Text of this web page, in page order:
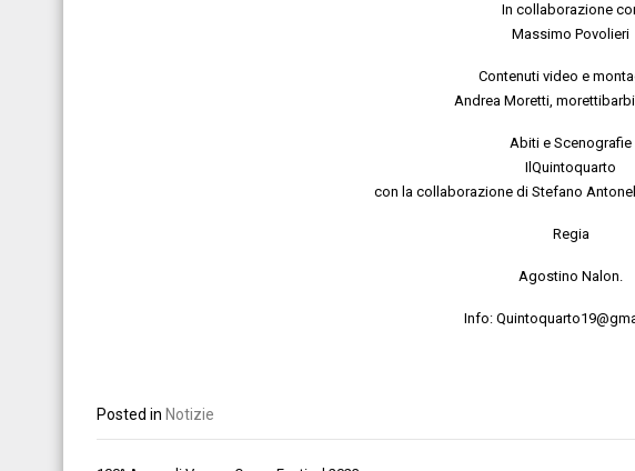
In collaborazione
Massimo Povolieri
Contenuti video e
Andrea Moretti,
Abiti e Scenografie
IlQuintoquarto
con la collaborazione di Stefano
Regia
Agostino Nalon.
Info:
Posted in Notizie